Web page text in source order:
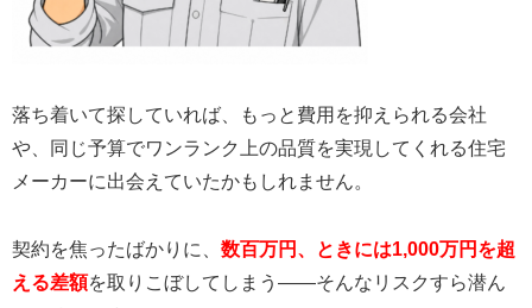
落ち着いて探していれば、もっと費用を抑えられる会社
や、同じ予算でワンランク上の品質を実現してくれる住宅
メーカーに出会えていたかもしれません。
契約を焦ったばかりに、 数百万円、ときには1,000万円を超
える差額を取りこぼしてしまう——そんなリスクすら潜ん